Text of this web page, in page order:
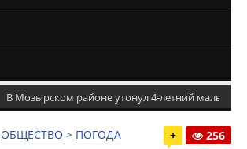
В Мозырском районе утонул 4-летний мальчик
ОБЩЕСТВО > ПОГОДА + 256